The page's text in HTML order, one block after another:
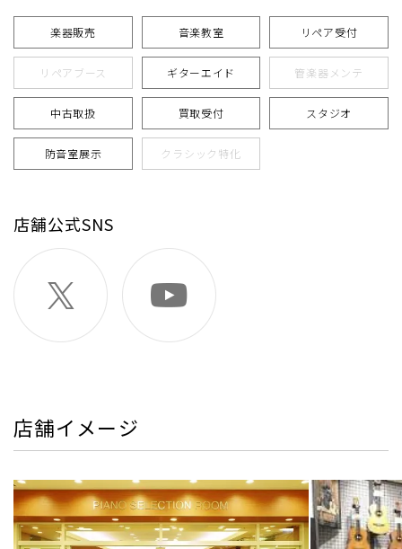
楽器販売 音楽教室 リペア受付
リペアブース ギターエイド 管楽器メンテ
中古取扱 買取受付 スタジオ
防音室展示 クラシック特化
店舗公式SNS
店舗イメージ